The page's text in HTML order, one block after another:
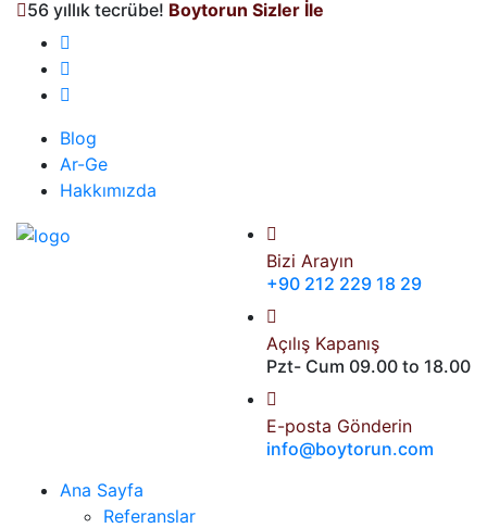
56 yıllık tecrübe! Boytorun Sizler İle
Blog
Ar-Ge
Hakkımızda
Bizi Arayın
+90 212 229 18 29
Açılış Kapanış
Pzt- Cum 09.00 to 18.00
E-posta Gönderin
info@boytorun.com
Ana Sayfa
Referanslar